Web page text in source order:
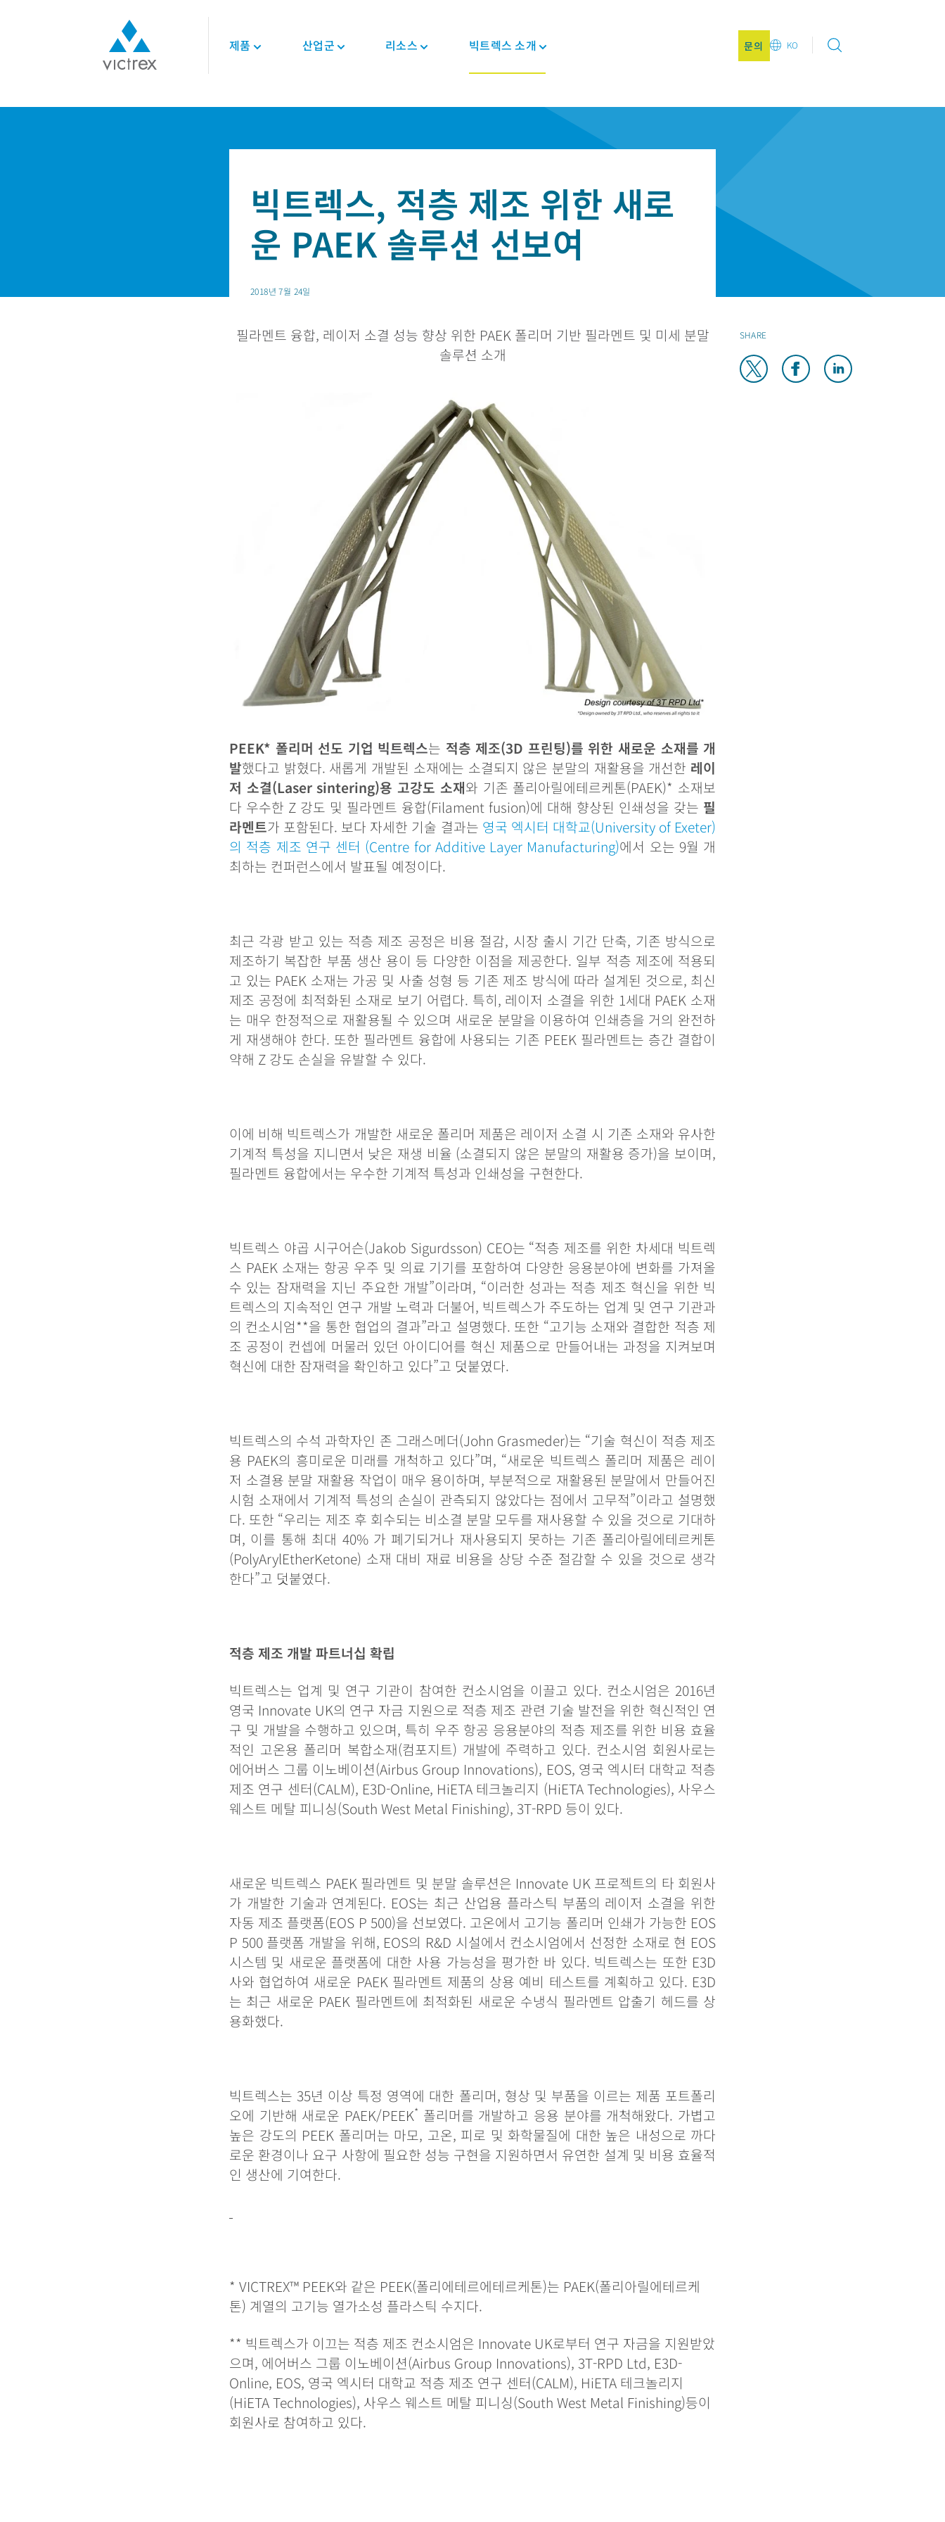
제품
폴리머
PEEK 반제품/형상
PEEK 섬유
PEEK 부품
컴포지트 솔루션
기어 솔루션
산업군
항공우주
인테리어
에너지
오일 및 가스
재생 가능 에너지
LNG 및 수소에너지
자동차
E-모터 솔루션
산업용
식품 접촉
산업용 장비
로봇 및 자동화
전자전기
소비자용 전자제품
가전 제품
의료
비-체내삽입형
리소스
기술
기술 자료
정보
브로셔
규제 준수
MSDS
빅트렉스 소개
기술 전문성
문의 KO
빅트렉스, 적층 제조 위한 새로
운 PAEK 솔루션 선보여
2018년 7월 24일
SHARE
필라멘트 융합, 레이저 소결 성능 향상 위한 PAEK 폴리머 기반 필라멘트 및 미세 분말
솔루션 소개
PEEK* 폴리머 선도 기업 빅트렉스는 적층 제조(3D 프린팅)를 위한 새로운 소재를 개
발했다고 밝혔다. 새롭게 개발된 소재에는 소결되지 않은 분말의 재활용을 개선한 레이
저 소결(Laser sintering)용 고강도 소재와 기존 폴리아릴에테르케톤(PAEK)* 소재보
다 우수한 Z 강도 및 필라멘트 융합(Filament fusion)에 대해 향상된 인쇄성을 갖는 필
라멘트가 포함된다. 보다 자세한 기술 결과는 영국 엑시터 대학교(University of Exeter)
의 적층 제조 연구 센터 (Centre for Additive Layer Manufacturing)에서 오는 9월 개
최하는 컨퍼런스에서 발표될 예정이다.
최근 각광 받고 있는 적층 제조 공정은 비용 절감, 시장 출시 기간 단축, 기존 방식으로
제조하기 복잡한 부품 생산 용이 등 다양한 이점을 제공한다. 일부 적층 제조에 적용되
고 있는 PAEK 소재는 가공 및 사출 성형 등 기존 제조 방식에 따라 설계된 것으로, 최신
제조 공정에 최적화된 소재로 보기 어렵다. 특히, 레이저 소결을 위한 1세대 PAEK 소재
는 매우 한정적으로 재활용될 수 있으며 새로운 분말을 이용하여 인쇄층을 거의 완전하
게 재생해야 한다. 또한 필라멘트 융합에 사용되는 기존 PEEK 필라멘트는 층간 결합이
약해 Z 강도 손실을 유발할 수 있다.
이에 비해 빅트렉스가 개발한 새로운 폴리머 제품은 레이저 소결 시 기존 소재와 유사한
기계적 특성을 지니면서 낮은 재생 비율 (소결되지 않은 분말의 재활용 증가)을 보이며,
필라멘트 융합에서는 우수한 기계적 특성과 인쇄성을 구현한다.
빅트렉스 야곱 시구어슨(Jakob Sigurdsson) CEO는 “적층 제조를 위한 차세대 빅트렉
스 PAEK 소재는 항공 우주 및 의료 기기를 포함하여 다양한 응용분야에 변화를 가져올
수 있는 잠재력을 지닌 주요한 개발”이라며, “이러한 성과는 적층 제조 혁신을 위한 빅
트렉스의 지속적인 연구 개발 노력과 더불어, 빅트렉스가 주도하는 업계 및 연구 기관과
의 컨소시엄**을 통한 협업의 결과”라고 설명했다. 또한 “고기능 소재와 결합한 적층 제
조 공정이 컨셉에 머물러 있던 아이디어를 혁신 제품으로 만들어내는 과정을 지켜보며
혁신에 대한 잠재력을 확인하고 있다”고 덧붙였다.
빅트렉스의 수석 과학자인 존 그래스메더(John Grasmeder)는 “기술 혁신이 적층 제조
용 PAEK의 흥미로운 미래를 개척하고 있다”며, “새로운 빅트렉스 폴리머 제품은 레이
저 소결용 분말 재활용 작업이 매우 용이하며, 부분적으로 재활용된 분말에서 만들어진
시험 소재에서 기계적 특성의 손실이 관측되지 않았다는 점에서 고무적”이라고 설명했
다. 또한 “우리는 제조 후 회수되는 비소결 분말 모두를 재사용할 수 있을 것으로 기대하
며, 이를 통해 최대 40% 가 폐기되거나 재사용되지 못하는 기존 폴리아릴에테르케톤
(PolyArylEtherKetone) 소재 대비 재료 비용을 상당 수준 절감할 수 있을 것으로 생각
한다”고 덧붙였다.
적층 제조 개발 파트너십 확립
빅트렉스는 업계 및 연구 기관이 참여한 컨소시엄을 이끌고 있다. 컨소시엄은 2016년
영국 Innovate UK의 연구 자금 지원으로 적층 제조 관련 기술 발전을 위한 혁신적인 연
구 및 개발을 수행하고 있으며, 특히 우주 항공 응용분야의 적층 제조를 위한 비용 효율
적인 고온용 폴리머 복합소재(컴포지트) 개발에 주력하고 있다. 컨소시엄 회원사로는
에어버스 그룹 이노베이션(Airbus Group Innovations), EOS, 영국 엑시터 대학교 적층
제조 연구 센터(CALM), E3D-Online, HiETA 테크놀리지 (HiETA Technologies), 사우스
웨스트 메탈 피니싱(South West Metal Finishing), 3T-RPD 등이 있다.
새로운 빅트렉스 PAEK 필라멘트 및 분말 솔루션은 Innovate UK 프로젝트의 타 회원사
가 개발한 기술과 연계된다. EOS는 최근 산업용 플라스틱 부품의 레이저 소결을 위한
자동 제조 플랫폼(EOS P 500)을 선보였다. 고온에서 고기능 폴리머 인쇄가 가능한 EOS
P 500 플랫폼 개발을 위해, EOS의 R&D 시설에서 컨소시엄에서 선정한 소재로 현 EOS
시스템 및 새로운 플랫폼에 대한 사용 가능성을 평가한 바 있다. 빅트렉스는 또한 E3D
사와 협업하여 새로운 PAEK 필라멘트 제품의 상용 예비 테스트를 계획하고 있다. E3D
는 최근 새로운 PAEK 필라멘트에 최적화된 새로운 수냉식 필라멘트 압출기 헤드를 상
용화했다.
빅트렉스는 35년 이상 특정 영역에 대한 폴리머, 형상 및 부품을 이르는 제품 포트폴리
오에 기반해 새로운 PAEK/PEEK* 폴리머를 개발하고 응용 분야를 개척해왔다. 가볍고
높은 강도의 PEEK 폴리머는 마모, 고온, 피로 및 화학물질에 대한 높은 내성으로 까다
로운 환경이나 요구 사항에 필요한 성능 구현을 지원하면서 유연한 설계 및 비용 효율적
인 생산에 기여한다.
* VICTREX™ PEEK와 같은 PEEK(폴리에테르에테르케톤)는 PAEK(폴리아릴에테르케
톤) 계열의 고기능 열가소성 플라스틱 수지다.
** 빅트렉스가 이끄는 적층 제조 컨소시엄은 Innovate UK로부터 연구 자금을 지원받았
으며, 에어버스 그룹 이노베이션(Airbus Group Innovations), 3T-RPD Ltd, E3D-
Online, EOS, 영국 엑시터 대학교 적층 제조 연구 센터(CALM), HiETA 테크놀리지
(HiETA Technologies), 사우스 웨스트 메탈 피니싱(South West Metal Finishing)등이
회원사로 참여하고 있다.